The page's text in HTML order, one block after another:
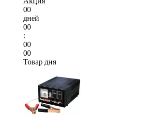
00
дней
00
:
00
00
Товар дня